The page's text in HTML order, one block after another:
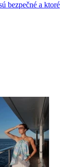
bezpečné a ktoré